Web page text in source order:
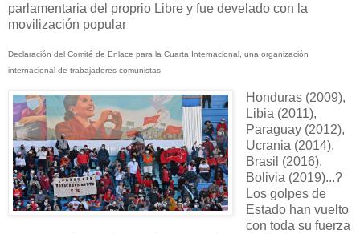
parlamentaria del proprio Libre y fue develado con la
movilización popular
Declaración del Comité de Enlace para la Cuarta Internacional, una organización
internacional de trabajadores comunistas
Honduras (2009),
Libia (2011),
Paraguay (2012),
Ucrania (2014),
Brasil (2016),
Bolivia (2019)...?
Los golpes de
Estado han vuelto
con toda su fuerza